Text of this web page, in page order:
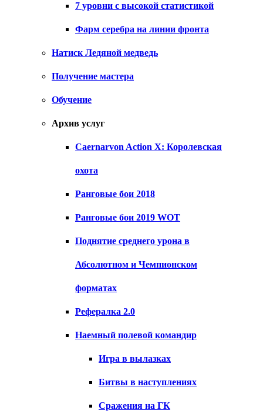
7 уровни с высокой статистикой
Фарм серебра на линии фронта
Натиск Ледяной медведь
Получение мастера
Обучение
Архив услуг
Caernarvon Action X: Королевская
охота
Ранговые бои 2018
Ранговые бои 2019 WOT
Поднятие среднего урона в
Абсолютном и Чемпионском
форматах
Рефералка 2.0
Наемный полевой командир
Игра в вылазках
Битвы в наступлениях
Сражения на ГК